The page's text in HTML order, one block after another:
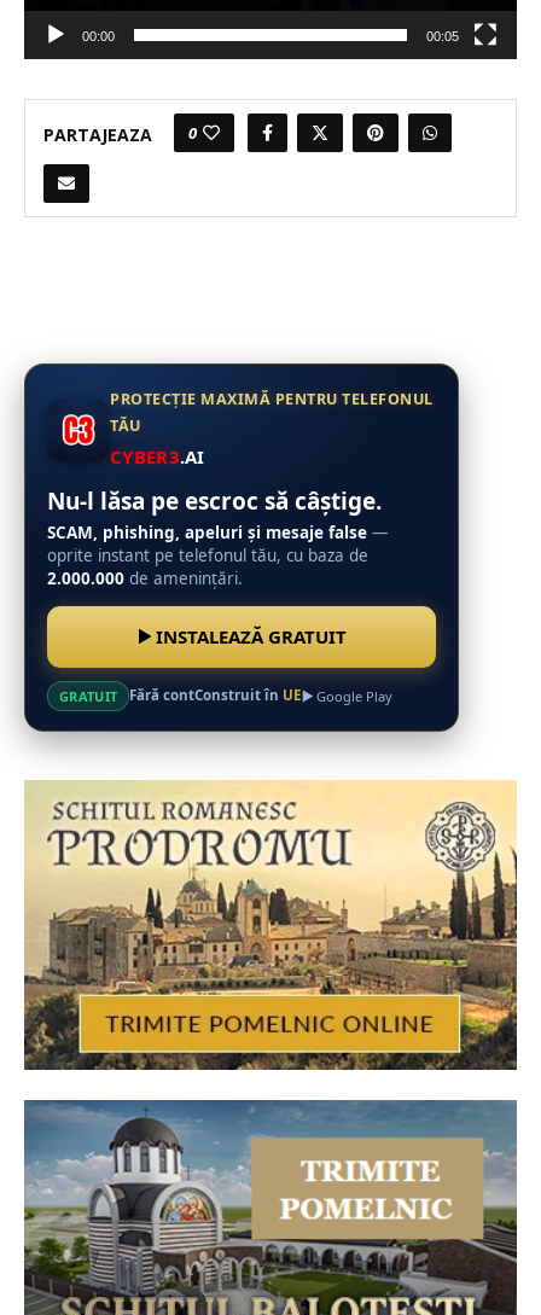
00:00 00:05
PARTAJEAZA 0
PROTECȚIE MAXIMĂ PENTRU TELEFONUL
TĂU
CYBER3.AI
Nu-l lăsa pe escroc să câștige.
SCAM, phishing, apeluri și mesaje false —
oprite instant pe telefonul tău, cu baza de
2.000.000 de amenințări.
INSTALEAZĂ GRATUIT
GRATUIT Fără contConstruit în UE Google Play